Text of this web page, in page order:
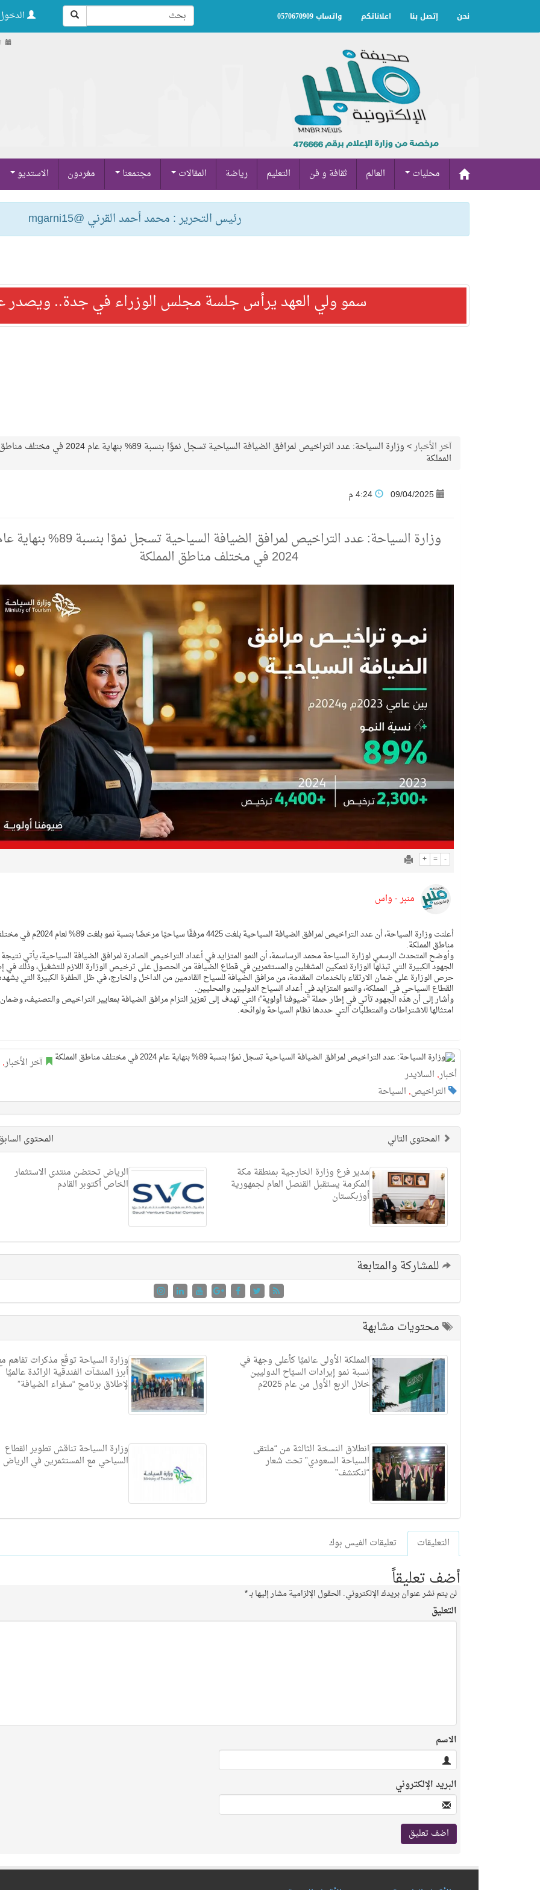
نحن إتصل بنا اعلاناتكم واتساب 0570670909
محليات العالم ثقافة و فن التعليم رياضة المقالات مجتمعنا مغردون الاستديو
رئيس التحرير : محمد أحمد القرني @mgarni15
سمو ولي العهد يرأس جلسة مجلس الوزراء في جدة.. ويصدر
آخر الأخبار> وزارة السياحة: عدد التراخيص لمرافق الضيافة السياحية تسجل نموًا بنسبة 89% بنهاية عام 2024 في
المملكة
09/04/2025
وزارة السياحة: عدد التراخيص لمرافق الضيافة السياحية تسجل نموًا بنسبة
2024 في مختلف مناطق المملكة
+ = -
منبر - واس
أعلنت وزارة السياحة، أن عدد التراخيص لمرافق الضيافة السياحية بلغت 4425 مرفقًا سياحيًا مرخصًا بنسبة نمو
مناطق المملكة.
وأوضح المتحدث الرسمي لوزارة السياحة محمد الرساسمة، أن النمو المتزايد في أعداد التراخيص الصادرة لمرافق الضيافة السياحية، يأتي نتيجة
الجهود الكبيرة التي تبذلها الوزارة لتمكين المشغلين والمستثمرين في قطاع الضيافة من الحصول على ترخيص الوزارة اللازم للتشغيل، وذلك في
حرص الوزارة على ضمان الارتقاء بالخدمات المقدمة، من مرافق الضيافة للسياح القادمين من الداخل والخارج، في ظل الطفرة الكبيرة التي
القطاع السياحي في المملكة، والنمو المتزايد في أعداد السياح الدوليين والمحليين.
وأشار إلى أن هذه الجهود تأتي في إطار حملة “ضيوفنا أولوية”؛ التي تهدف إلى تعزيز التزام مرافق الضيافة بمعايير التراخيص والتصنيف، وضمان
امتثالها للاشتراطات والمتطلبات التي حددها نظام السياحة ولوائحه.
آخر الأخبار,
أخبار, السلايدر
التراخيص, السياحة
المحتوى المحتوى التالي
الرياض تحتضن منتدى الاستثمار
الخاص أكتوبر القادم
مدير فرع وزارة الخارجية بمنطقة مكة
المكرمة يستقبل القنصل العام لجمهورية
أوزبكستان
للمشاركة والمتابعة
محتويات مشابهة
وزارة السياحة توقّع مذكرات تفاهم
أبرز المنشآت الفندقية الرائدة عالميًا
لإطلاق برنامج “سفراء الضيافة”
المملكة الأولى عالميًا كأعلى وجهة في
نسبة نمو إيرادات السيّاح الدوليين
خلال الربع الأول من عام 2025م
وزارة السياحة تناقش تطوير القطاع
السياحي مع المستثمرين في الرياض
انطلاق النسخة الثالثة من “ملتقى
السياحة السعودي” تحت شعار
“لنكتشف”
التعليقات تعليقات الفيس بوك
أضف تعليقاً
لن يتم نشر عنوان بريدك الإلكتروني. الحقول الإلزامية مشار إليها بـ*
التعليق
الاسم
البريد الإلكتروني